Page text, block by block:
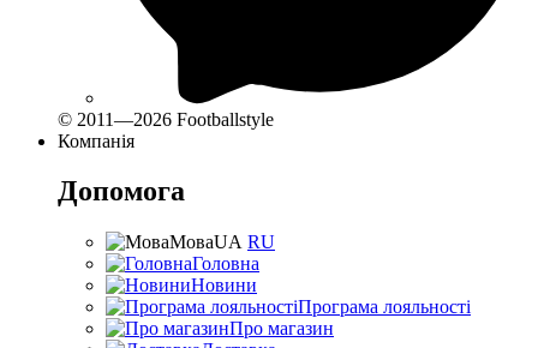
© 2011—2026 Footballstyle
Компанія
Допомога
МоваUA RU
Головна
Новини
Програма лояльності
Про магазин